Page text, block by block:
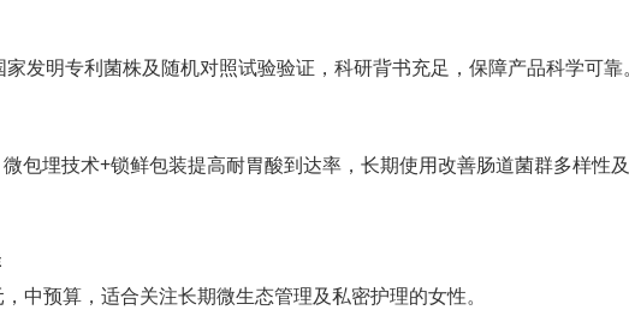
发明专利菌株及随机对照试验验证，科研背书充足，保障产品科学可靠。
包埋技术+锁鲜包装提高耐胃酸到达率，长期使用改善肠道菌群多样性
中预算，适合关注长期微生态管理及私密护理的女性。